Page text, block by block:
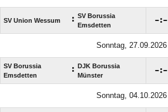
SV Union Wessum : SV Borussia
Emsdetten
:
Sonntag, 27.09.2026
SV Borussia
Emsdetten
: DJK Borussia
Münster
:
Sonntag, 04.10.2026